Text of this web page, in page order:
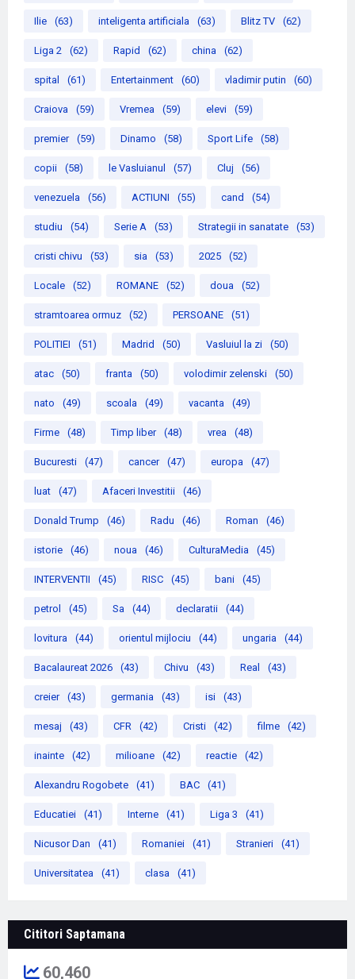
Ilie (63) inteligenta artificiala (63) Blitz TV (62)
Liga 2 (62) Rapid (62) china (62)
spital (61) Entertainment (60) vladimir putin (60)
Craiova (59) Vremea (59) elevi (59)
premier (59) Dinamo (58) Sport Life (58)
copii (58) le Vasluianul (57) Cluj (56)
venezuela (56) ACTIUNI (55) cand (54)
studiu (54) Serie A (53) Strategii in sanatate (53)
cristi chivu (53) sia (53) 2025 (52)
Locale (52) ROMANE (52) doua (52)
stramtoarea ormuz (52) PERSOANE (51)
POLITIEI (51) Madrid (50) Vasluiul la zi (50)
atac (50) franta (50) volodimir zelenski (50)
nato (49) scoala (49) vacanta (49)
Firme (48) Timp liber (48) vrea (48)
Bucuresti (47) cancer (47) europa (47)
luat (47) Afaceri Investitii (46)
Donald Trump (46) Radu (46) Roman (46)
istorie (46) noua (46) CulturaMedia (45)
INTERVENTII (45) RISC (45) bani (45)
petrol (45) Sa (44) declaratii (44)
lovitura (44) orientul mijlociu (44) ungaria (44)
Bacalaureat 2026 (43) Chivu (43) Real (43)
creier (43) germania (43) isi (43)
mesaj (43) CFR (42) Cristi (42) filme (42)
inainte (42) milioane (42) reactie (42)
Alexandru Rogobete (41) BAC (41)
Educatiei (41) Interne (41) Liga 3 (41)
Nicusor Dan (41) Romaniei (41) Stranieri (41)
Universitatea (41) clasa (41)
Cititori Saptamana
60,460